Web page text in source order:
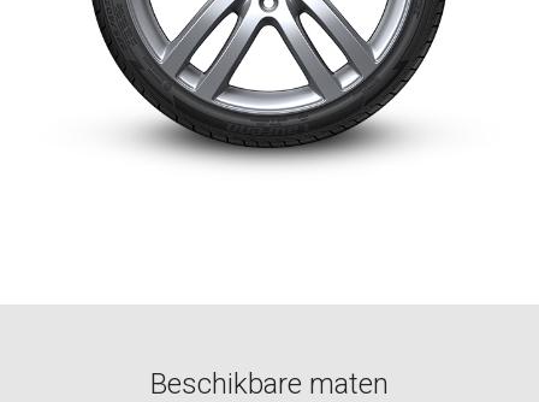
Beschikbare maten